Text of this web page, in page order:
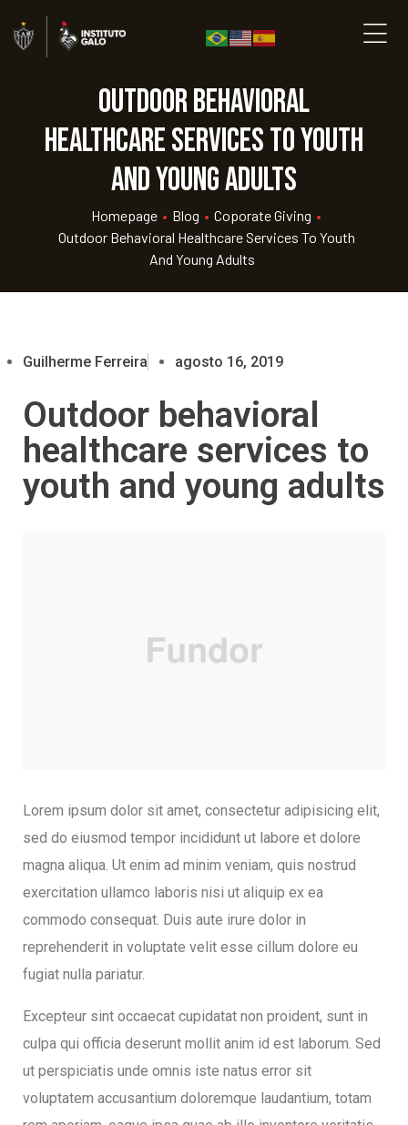
Outdoor behavioral
healthcare services to youth
and young adults
Homepage • Blog • Coporate Giving •
Outdoor Behavioral Healthcare Services To Youth
And Young Adults
Guilherme Ferreira agosto 16, 2019
Outdoor behavioral
healthcare services to
youth and young adults
Lorem ipsum dolor sit amet, consectetur adipisicing elit,
sed do eiusmod tempor incididunt ut labore et dolore
magna aliqua. Ut enim ad minim veniam, quis nostrud
exercitation ullamco laboris nisi ut aliquip ex ea
commodo consequat. Duis aute irure dolor in
reprehenderit in voluptate velit esse cillum dolore eu
fugiat nulla pariatur.
Excepteur sint occaecat cupidatat non proident, sunt in
culpa qui officia deserunt mollit anim id est laborum. Sed
ut perspiciatis unde omnis iste natus error sit
voluptatem accusantium doloremque laudantium, totam